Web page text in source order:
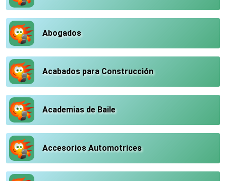
Abogados
Acabados para Construcción
Academias de Baile
Accesorios Automotrices